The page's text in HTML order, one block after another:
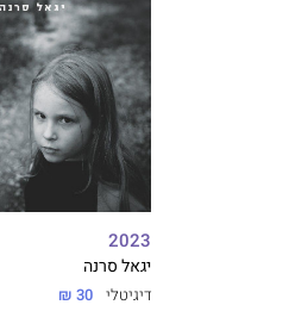
2023
יגאל סרנה
דיגיטלי 30 ₪